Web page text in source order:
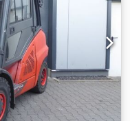
Superelastik
Superelastik
ventil, arbejdslygte
fuld kabine, fuld